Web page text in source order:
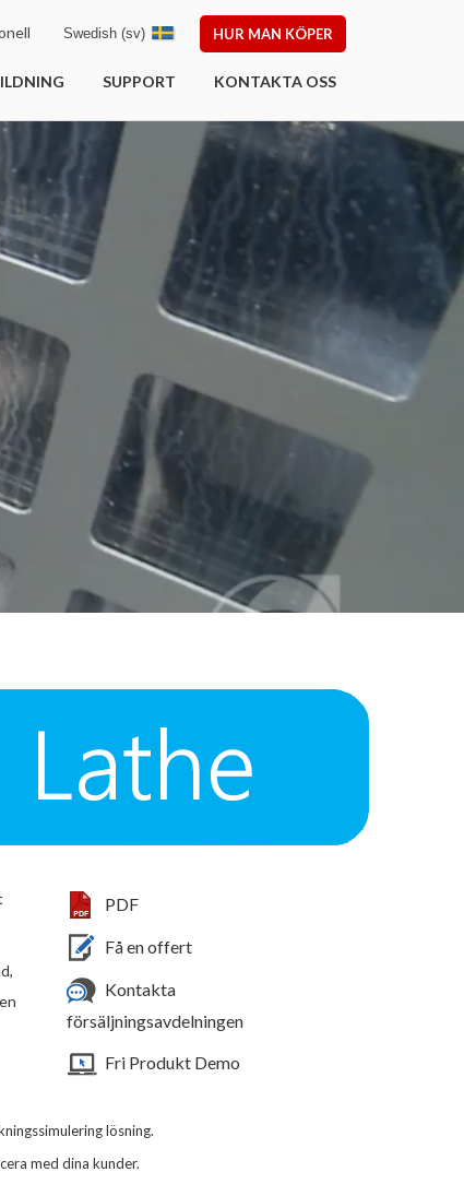
HUR MAN KÖPER
Swedish (sv)
SUPPORT KONTAKTA OSS
PDF
Få en offert
Kontakta
försäljningsavdelningen
Fri Produkt Demo
lösning.
med dina kunder.